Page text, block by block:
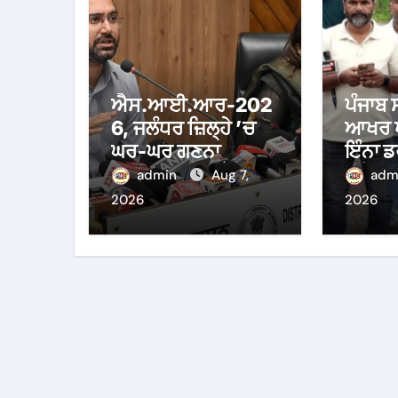
ਐਸ.ਆਈ.ਆਰ-202
6, ਜਲੰਧਰ ਜ਼ਿਲ੍ਹੇ ’ਚ
ਘਰ-ਘਰ ਗਣਨਾ
ਪੜ੍ਹਾਅ ਤਹਿਤ ਸੌ
ਫੀਸਦੀ ਕਾਰਜ
ਸਫ਼ਲਤਾਪੂਰਵਕ ਮੁਕੰਮਲ
admin
Aug 7,
2026
ਪੰਜਾਬ
ਆਖਰ
ਇੰਨਾ
ਦੌਰਾਨ
2026